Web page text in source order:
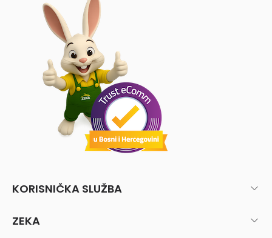
KORISNIČKA SLUŽBA
ZEKA